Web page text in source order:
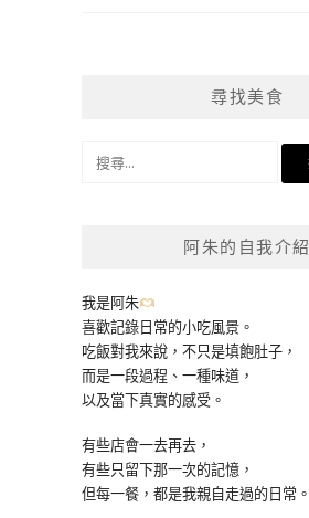
尋找美食
阿朱的自我介紹
我是阿朱
喜歡記錄日常的小吃風景。
吃飯對我來說，不只是填飽肚子，
而是一段過程、一種味道，
以及當下真實的感受。
有些店會一去再去，
有些只留下那一次的記憶，
但每一餐，都是我親自走過的日常。